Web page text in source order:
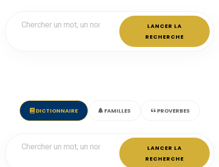
LANCER LA
RECHERCHE
DICTIONNAIRE FAMILLES PROVERBES
LANCER LA
RECHERCHE